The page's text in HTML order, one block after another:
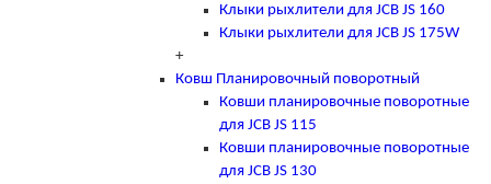
Клыки рыхлители для JCB JS 160
Клыки рыхлители для JCB JS 175W
+
Ковш Планировочный поворотный
Ковши планировочные поворотные
для JCB JS 115
Ковши планировочные поворотные
для JCB JS 130